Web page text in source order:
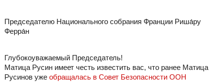
Председателю Национального собрания Франции Риша́ру
Ферра́н
Глубокоуважаемый Председатель!
Матица Русин имеет честь известить вас, что ранее Матица
Русинов уже обращалась в Совет Безопасности ООН